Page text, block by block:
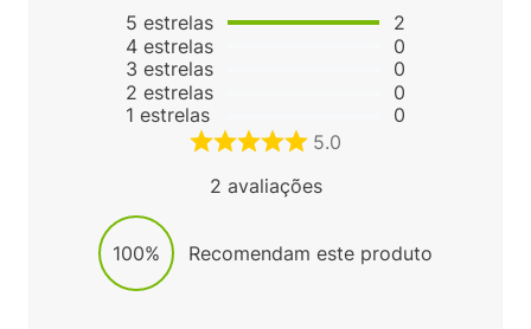
5 estrelas
4 estrelas
3 estrelas
2 estrelas
1 estrelas
2
0
0
0
0
5.0
2 avaliações
100% Recomendam este produto